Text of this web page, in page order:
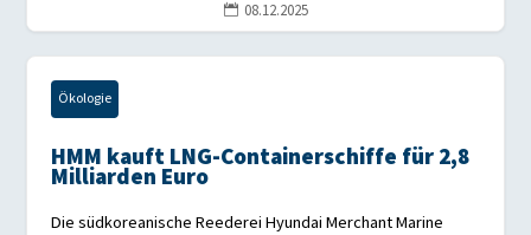
 08.12.2025
Ökologie
HMM kauft LNG-Containerschiffe für 2,8
Milliarden Euro
Die südkoreanische Reederei Hyundai Merchant Marine